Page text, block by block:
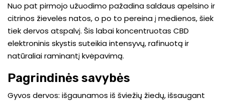
Nuo pat pirmojo užuodimo pažadina saldaus apelsino ir
citrinos žievelės natos, o po to pereina į medienos, šiek
tiek dervos atspalvį. Šis labai koncentruotas CBD
elektroninis skystis suteikia intensyvų, rafinuotą ir
natūraliai raminantį kvėpavimą.
Pagrindinės savybės
Gyvos dervos: išgaunamos iš šviežių žiedų, išsaugant